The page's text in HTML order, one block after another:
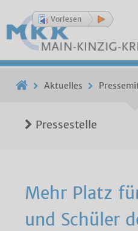
Vorlesen
Aktuelles
Pressestelle
Mehr Platz
und Schüler